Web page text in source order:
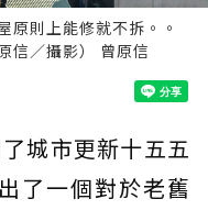
原則上能修就不拆。。
信／攝影） 曾原信
城市更新十五五
了一個對於老舊